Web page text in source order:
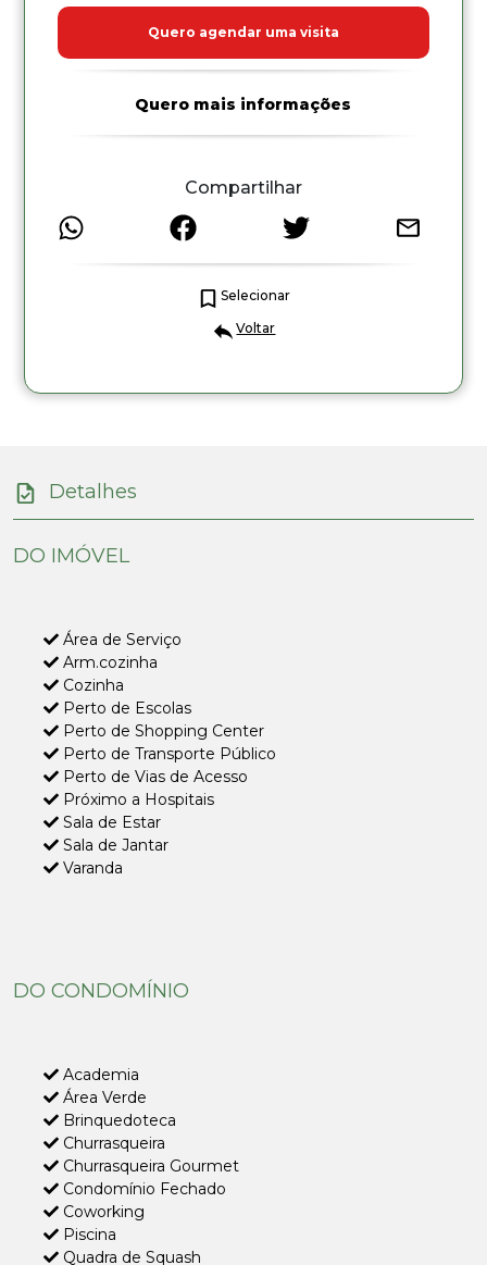
Quero agendar uma visita
Quero mais informações
Compartilhar
Selecionar
Voltar
Detalhes
DO IMÓVEL
Área de Serviço
Arm.cozinha
Cozinha
Perto de Escolas
Perto de Shopping Center
Perto de Transporte Público
Perto de Vias de Acesso
Próximo a Hospitais
Sala de Estar
Sala de Jantar
Varanda
DO CONDOMÍNIO
Academia
Área Verde
Brinquedoteca
Churrasqueira
Churrasqueira Gourmet
Condomínio Fechado
Coworking
Piscina
Quadra de Squash